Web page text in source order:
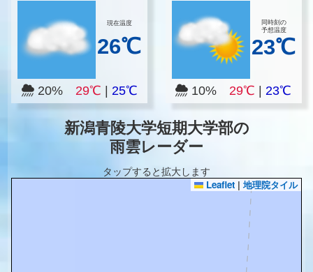
現在温度
26℃
20% 29℃ 25℃
同時刻の
予想温度
23℃
10% 29℃ |23℃
新潟青陵大学短期大学部の
雨雲レーダー
タップすると拡大します
Leaflet | 地理院タイル